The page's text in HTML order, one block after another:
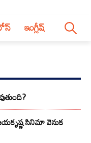
ఇంగ్లీష్
సినిమా వెనుక